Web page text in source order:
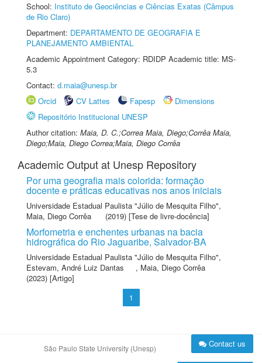
School: Instituto de Geociências e Ciências Exatas (Câmpus
de Rio Claro)
Department: DEPARTAMENTO DE GEOGRAFIA E
PLANEJAMENTO AMBIENTAL
Academic Appointment Category: RDIDP Academic title: MS-
5.3
Contact: d.maia@unesp.br
Orcid
CV Lattes Fapesp
Dimensions
Repositório Institucional UNESP
Author citation: Maia, D. C.;Correa Maia, Diego;Corrêa Maia,
Diego;Maia, Diego Correa;Maia, Diego Corrêa
Academic Output at Unesp Repository
Por uma geografia mais colorida: formação
docente e práticas educativas nos anos iniciais
Universidade Estadual Paulista "Júlio de Mesquita Filho",
Maia, Diego Corrêa
(2019) [Tese de livre-docência]
Morfometria e enchentes urbanas na bacia
hidrográfica do Rio Jaguaribe, Salvador-BA
Universidade Estadual Paulista "Júlio de Mesquita Filho",
Estevam, André Luiz Dantas
, Maia, Diego Corrêa
(2023) [Artigo]
1
São Paulo State University (Unesp) Contact us